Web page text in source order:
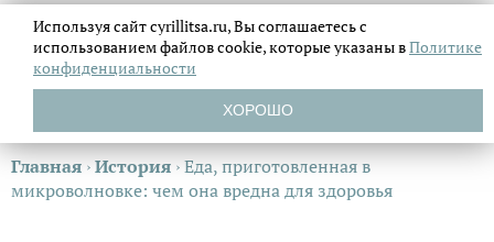
Главная ›История ›Еда, приготовленная в
микроволновке: чем она вредна для здоровья
Используя сайт cyrillitsa.ru, Вы соглашаетесь с
использованием файловcookie, которые указаны вПолитике
конфиденциальности
ХОРОШО